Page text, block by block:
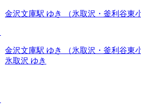
金沢文庫駅 ゆき （氷取沢・釜利谷東
金沢文庫駅 ゆき （氷取沢・釜利谷東
氷取沢 ゆき